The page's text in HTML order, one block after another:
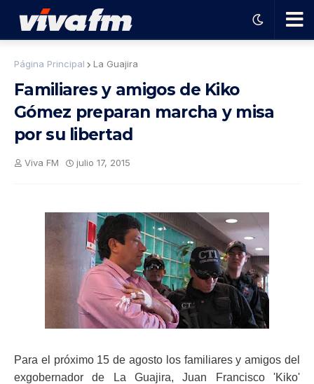
Ha
el
pro
gra
ma
Página Principal La Guajira
Familiares y amigos de Kiko
Gómez preparan marcha y misa
por su libertad
Viva FM julio 17, 2015
Para el próximo 15 de agosto los familiares y amigos del
exgobernador de La Guajira, Juan Francisco 'Kiko'